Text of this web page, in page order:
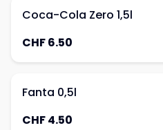
Coca-Cola Zero 1,5l
CHF 6.50
Fanta 0,5l
CHF 4.50